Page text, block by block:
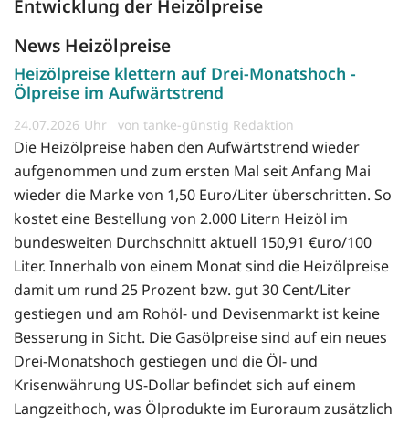
Entwicklung der Heizölpreise
News Heizölpreise
Heizölpreise klettern auf Drei-Monatshoch -
Ölpreise im Aufwärtstrend
24.07.2026 von tanke-günstig Redaktion
Die Heizölpreise haben den Aufwärtstrend wieder
aufgenommen und zum ersten Mal seit Anfang Mai
wieder die Marke von 1,50 Euro/Liter überschritten. So
kostet eine Bestellung von 2.000 Litern Heizöl im
bundesweiten Durchschnitt aktuell 150,91 €uro/100
Liter. Innerhalb von einem Monat sind die Heizölpreise
damit um rund 25 Prozent bzw. gut 30 Cent/Liter
gestiegen und am Rohöl- und Devisenmarkt ist keine
Besserung in Sicht. Die Gasölpreise sind auf ein neues
Drei-Monatshoch gestiegen und die Öl- und
Krisenwährung US-Dollar befindet sich auf einem
Langzeithoch, was Ölprodukte im Euroraum zusätzlich